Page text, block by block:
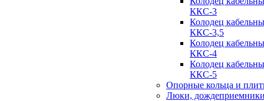
ККС-3
Колодец
ККС-3,5
Колодец
ККС-4
Колодец
ККС-5
Опорные кольца и
Люки,